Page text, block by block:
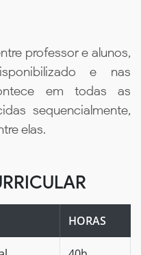
professor e alunos,
e nas
em todas as
sequencialmente,
elas.
HORAS